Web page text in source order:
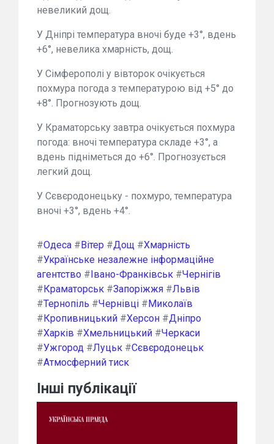
невеликий дощ.
У Дніпрі температура вночі буде +3°, вдень
+6°, невелика хмарність, дощ.
У Сімферополі у вівторок очікується
похмура погода з температурою від +5° до
+8°. Прогнозують дощ.
У Краматорську завтра очікується похмура
погода: вночі температура складе +3°, а
вдень підніметься до +6°. Прогнозується
легкий дощ.
У Сєвєродонецьку - похмуро, температура
вночі +3°, вдень +4°.
#Одеса #Вітер #Дощ #Хмарність
#Українське незалежне інформаційне
агентство #Івано-Франківськ #Чернігів
#Краматорськ #Запоріжжя #Львів
#Тернопіль #Чернівці #Миколаїв
#Кропивницький #Херсон #Дніпро
#Харків #Хмельницький #Черкаси
#Ужгород #Луцьк #Сєвєродонецьк
#Атмосферний тиск
Інші публікації